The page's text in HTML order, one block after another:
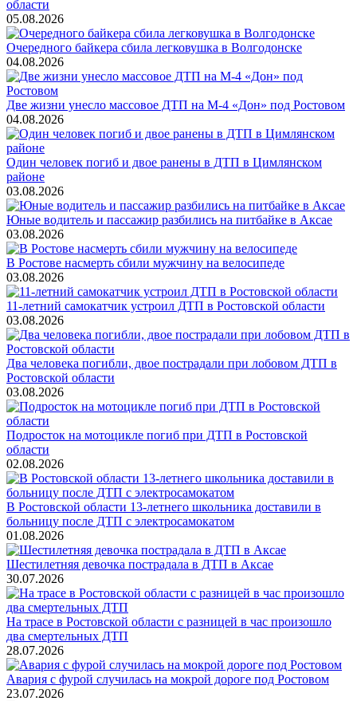
области
05.08.2026
Очередного байкера сбила легковушка в Волгодонске
04.08.2026
Две жизни унесло массовое ДТП на М-4 «Дон» под Ростовом
04.08.2026
Один человек погиб и двое ранены в ДТП в Цимлянском
районе
03.08.2026
Юные водитель и пассажир разбились на питбайке в Аксае
03.08.2026
В Ростове насмерть сбили мужчину на велосипеде
03.08.2026
11-летний самокатчик устроил ДТП в Ростовской области
03.08.2026
Два человека погибли, двое пострадали при лобовом ДТП в
Ростовской области
03.08.2026
Подросток на мотоцикле погиб при ДТП в Ростовской
области
02.08.2026
В Ростовской области 13-летнего школьника доставили в
больницу после ДТП с электросамокатом
01.08.2026
Шестилетняя девочка пострадала в ДТП в Аксае
30.07.2026
На трасе в Ростовской области с разницей в час произошло
два смертельных ДТП
28.07.2026
Авария с фурой случилась на мокрой дороге под Ростовом
23.07.2026